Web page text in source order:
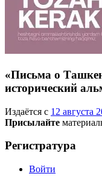
«Письма о
исторический
Издаётся с 12 августа
Присылайте
Регистратура
Войти